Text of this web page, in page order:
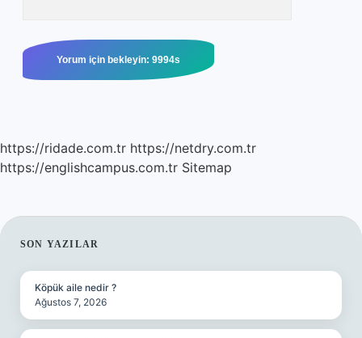
https://ridade.com.tr https://netdry.com.tr
https://englishcampus.com.tr Sitemap
SIDEBAR
SON YAZILAR
Köpük aile nedir ?
Ağustos 7, 2026